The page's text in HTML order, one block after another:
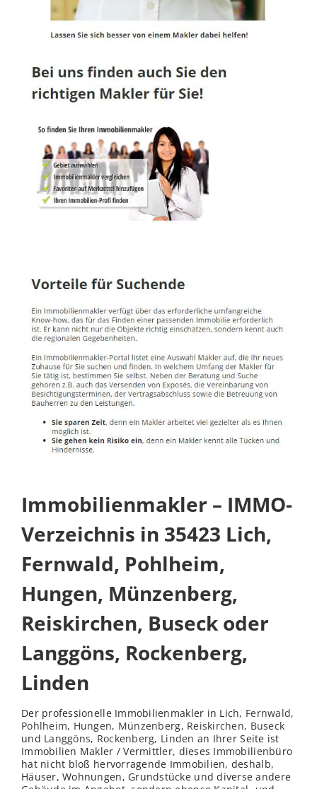
Immobilienmakler – IMMO-
Verzeichnis in 35423 Lich,
Fernwald, Pohlheim,
Hungen, Münzenberg,
Reiskirchen, Buseck oder
Langgöns, Rockenberg,
Linden
Der professionelle Immobilienmakler in Lich, Fernwald,
Pohlheim, Hungen, Münzenberg, Reiskirchen, Buseck
und Langgöns, Rockenberg, Linden an Ihrer Seite ist
Immobilien Makler / Vermittler, dieses Immobilienbüro
hat nicht bloß hervorragende Immobilien, deshalb,
Häuser, Wohnungen, Grundstücke und diverse andere